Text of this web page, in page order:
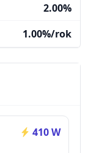
2.00%
1.00%/rok
410 W